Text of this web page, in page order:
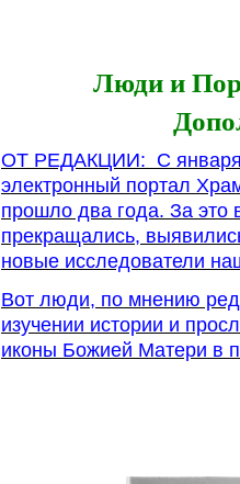
Люди и
ОТ РЕДАКЦИИ: С января
электронный портал
прошло два года. За это
прекращались,
новые исследователи
Вот люди, по мнению
изучении истории и
иконы Божией Матери в